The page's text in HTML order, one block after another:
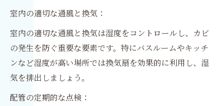
室内の適切な通風と換気：
室内の適切な通風と換気は湿度をコントロールし、カビ
の発生を防ぐ重要な要素です。特にバスルームやキッチ
ンなど湿度が高い場所では換気扇を効果的に利用し、湿
気を排出しましょう。
配管の定期的な点検：